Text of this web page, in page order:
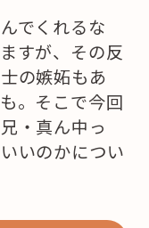
でくれるな
すが、その反
の嫉妬もあ
。そこで今回
・真ん中っ
いのかについ